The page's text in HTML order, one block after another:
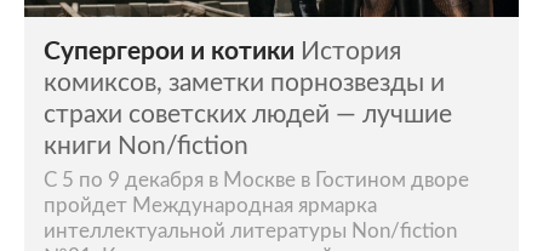
Супергерои и котики История
комиксов, заметки порнозвезды и
страхи советских людей — лучшие
книги Non/fiction
С 5 по 9 декабря в Москве в Гостином дворе
пройдет Международная ярмарка
интеллектуальной литературы Non/fiction